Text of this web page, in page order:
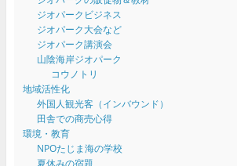
ジオパークビジネス
ジオパーク大会など
ジオパーク講演会
山陰海岸ジオパーク
コウノトリ
地域活性化
外国人観光客（インバウンド）
田舎での商売心得
環境・教育
NPOたじま海の学校